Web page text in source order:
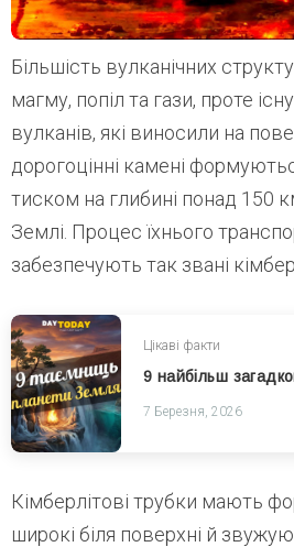
Більшість вулканічних
магму, попіл та гази, проте
вулканів, які виносили на
дорогоцінні камені
тиском на глибині понад 150
Землі. Процес їхнього
забезпечують так звані
Цікаві факти
7 Березня, 2026
Кімберлітові трубки мають
широкі біля поверхні й